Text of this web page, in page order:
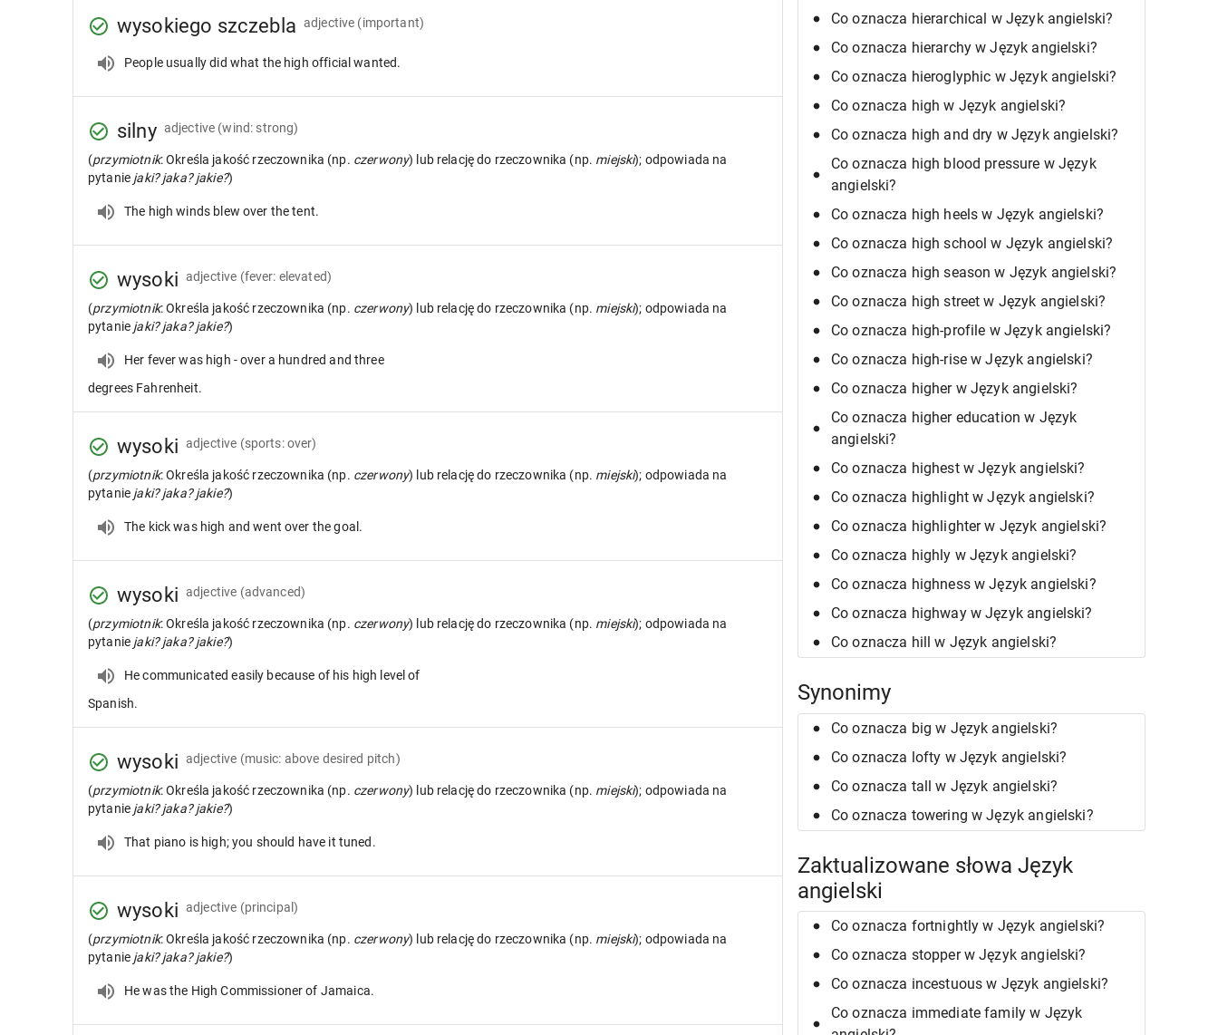
wysokiego szczebla adjective (important)
People usually did what the high official wanted.
silny adjective (wind: strong)
(przymiotnik: Określa jakość rzeczownika (np. czerwony) lub relację do rzeczownika (np. miejski); odpowiada na
pytanie jaki? jaka? jakie?)
The high winds blew over the tent.
wysoki adjective (fever: elevated)
(przymiotnik: Określa jakość rzeczownika (np. czerwony) lub relację do rzeczownika (np. miejski); odpowiada na
pytanie jaki? jaka? jakie?)
Her fever was high - over a hundred and three
degrees Fahrenheit.
wysoki adjective (sports: over)
(przymiotnik: Określa jakość rzeczownika (np. czerwony) lub relację do rzeczownika (np. miejski); odpowiada na
pytanie jaki? jaka? jakie?)
The kick was high and went over the goal.
wysoki adjective (advanced)
(przymiotnik: Określa jakość rzeczownika (np. czerwony) lub relację do rzeczownika (np. miejski); odpowiada na
pytanie jaki? jaka? jakie?)
He communicated easily because of his high level of
Spanish.
wysoki adjective (music: above desired pitch)
(przymiotnik: Określa jakość rzeczownika (np. czerwony) lub relację do rzeczownika (np. miejski); odpowiada na
pytanie jaki? jaka? jakie?)
That piano is high; you should have it tuned.
wysoki adjective (principal)
(przymiotnik: Określa jakość rzeczownika (np. czerwony) lub relację do rzeczownika (np. miejski); odpowiada na
pytanie jaki? jaka? jakie?)
He was the High Commissioner of Jamaica.
Co oznacza hierarchical w Język angielski?
Co oznacza hierarchy w Język angielski?
Co oznacza hieroglyphic w Język angielski?
Co oznacza high w Język angielski?
Co oznacza high and dry w Język angielski?
Co oznacza high blood pressure w Język
angielski?
Co oznacza high heels w Język angielski?
Co oznacza high school w Język angielski?
Co oznacza high season w Język angielski?
Co oznacza high street w Język angielski?
Co oznacza high-profile w Język angielski?
Co oznacza high-rise w Język angielski?
Co oznacza higher w Język angielski?
Co oznacza higher education w Język
angielski?
Co oznacza highest w Język angielski?
Co oznacza highlight w Język angielski?
Co oznacza highlighter w Język angielski?
Co oznacza highly w Język angielski?
Co oznacza highness w Język angielski?
Co oznacza highway w Język angielski?
Co oznacza hill w Język angielski?
Synonimy
Co oznacza big w Język angielski?
Co oznacza lofty w Język angielski?
Co oznacza tall w Język angielski?
Co oznacza towering w Język angielski?
Zaktualizowane słowa Język
angielski
Co oznacza fortnightly w Język angielski?
Co oznacza stopper w Język angielski?
Co oznacza incestuous w Język angielski?
Co oznacza immediate family w Język